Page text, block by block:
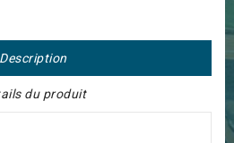
Description
du produit